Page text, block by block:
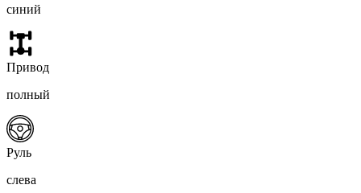
синий
Привод
полный
Руль
слева